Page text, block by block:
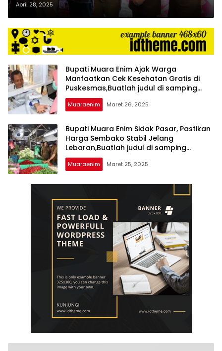
harga
iklan
yang
relatif
lebih
murah
dari
Koran
maupun
media
siber
desain
Koran
dan
media
siber
Pembangunan Pusat, Provinsi,
dan Daerah,Buatlah judul di
samping menjadi lebih menari
April 28, 2025
Bupati Muara Enim Ajak Warga
Manfaatkan Cek Kesehatan Gratis di
Puskesmas,Buatlah judul di samping
menjadi lebih menarik
Muaraenim Maret 26, 2025
Bupati Muara Enim Sidak Pasar, Pastikan
Harga Sembako Stabil Jelang
Lebaran,Buatlah judul di samping
menjadi lebih menarik
Muaraenim Maret 25, 2025